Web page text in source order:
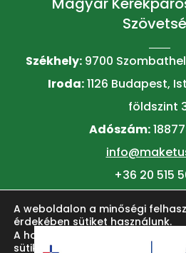
Székhely:9700
Iroda:1126 Budapest,
földszint
Adószám:
+36 20 515
© 2026
A weboldalon a minőségi
érdekében sütiket használunk.
A honlap felhasználói
sütiket alkalmazunk. Ezeket a